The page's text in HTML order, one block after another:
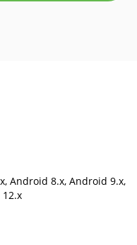
Android 8.x, Android 9.x,